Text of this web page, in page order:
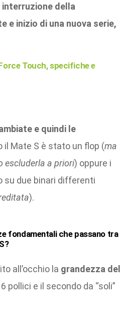
interruzione della
e inizio di una nuova serie,
Touch, specifiche e
e quindi le
il Mate S è stato un flop (ma
escluderla a priori) oppure i
su due binari differenti
).
fondamentali che passano tra
all’occhio la grandezza del
pollici e il secondo da “soli”